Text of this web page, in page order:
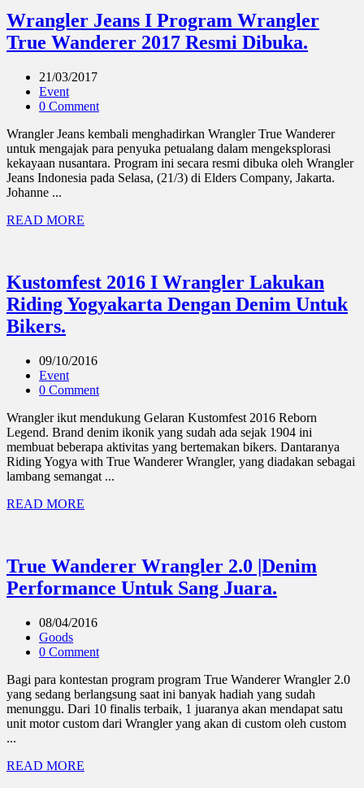
Wrangler Jeans I Program Wrangler
True Wanderer 2017 Resmi Dibuka.
21/03/2017
Event
0 Comment
Wrangler Jeans kembali menghadirkan Wrangler True Wanderer
untuk mengajak para penyuka petualang dalam mengeksplorasi
kekayaan nusantara. Program ini secara resmi dibuka oleh Wrangler
Jeans Indonesia pada Selasa, (21/3) di Elders Company, Jakarta.
Johanne ...
READ MORE
Kustomfest 2016 I Wrangler Lakukan
Riding Yogyakarta Dengan Denim Untuk
Bikers.
09/10/2016
Event
0 Comment
Wrangler ikut mendukung Gelaran Kustomfest 2016 Reborn
Legend. Brand denim ikonik yang sudah ada sejak 1904 ini
membuat beberapa aktivitas yang bertemakan bikers. Dantaranya
Riding Yogya with True Wanderer Wrangler, yang diadakan sebagai
lambang semangat ...
READ MORE
True Wanderer Wrangler 2.0 |Denim
Performance Untuk Sang Juara.
08/04/2016
Goods
0 Comment
Bagi para kontestan program program True Wanderer Wrangler 2.0
yang sedang berlangsung saat ini banyak hadiah yang sudah
menunggu. Dari 10 finalis terbaik, 1 juaranya akan mendapat satu
unit motor custom dari Wrangler yang akan di custom oleh custom
...
READ MORE